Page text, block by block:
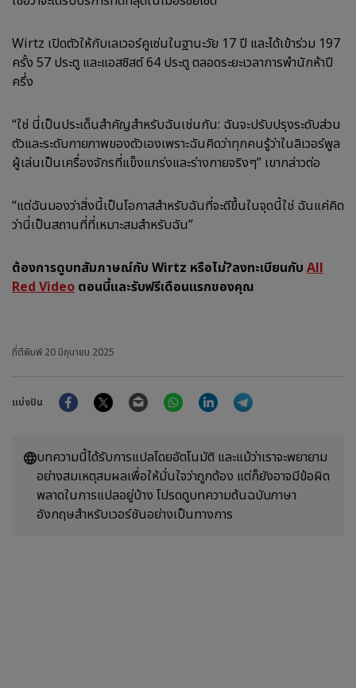
Wirtz เปิดตัวให้กับเลเวอร์คูเซ่นในฐานะวัย 17 ปี และได้เข้าร่วม 197
ครั้ง 57 ประตู และแอสซิสต์ 64 ประตู ตลอดระยะเวลาการพำนักห้าปี
ครึ่ง
“ใช่ นี่เป็นประเด็นสำคัญสำหรับฉันเช่นกัน: ฉันจะปรับปรุงระดับส่วน
ตัวและระดับกายภาพของตัวเองเพราะฉันคิดว่าทุกคนรู้ว่าในลิเวอร์พูล
ผู้เล่นเป็นเครื่องจักรที่แข็งแกร่งและร่างกายจริงๆ” เขากล่าวต่อ
“แต่ฉันมองว่าสิ่งนี้เป็นโอกาสสำหรับฉันที่จะดีขึ้นในจุดนี้ใช่ ฉันแค่คิด
ว่านี่เป็นสถานที่ที่เหมาะสมสำหรับฉัน”
ต้องการดูบทสัมภาษณ์กับ Wirtz หรือไม่?ลงทะเบียนกับ All
Red Video ตอนนี้และรับฟรีเดือนแรกของคุณ
ที่ตีพิมพ์ 20 มิถุนายน 2025
แบ่งปัน
FacebookTwitter Email WhatsAppLinkedIn
บทความนี้ได้รับการแปลโดยอัตโนมัติ และแม้ว่าเราจะพยายาม
อย่างสมเหตุสมผลเพื่อให้มั่นใจว่าถูกต้อง แต่ก็ยังอาจมีข้อผิด
พลาดในการแปลอยู่บ้าง โปรดดูบทความต้นฉบับภาษา
อังกฤษสำหรับเวอร์ชันอย่างเป็นทางการ